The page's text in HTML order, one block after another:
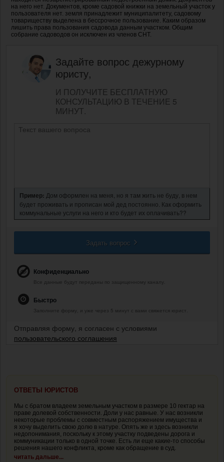
на него нет. Документов, кроме садовой книжки на земельный участок у
пользователя нет. земля принадлежит муниципалитету, садовому
товариществу выделена в бессрочное пользование. Каким образом
лишить права пользования садовода данным участком. Общим
собрание садоводов он исключен из членов СНТ.
Задайте вопрос дежурному
юристу,
И ПОЛУЧИТЕ БЕСПЛАТНУЮ
КОНСУЛЬТАЦИЮ В ТЕЧЕНИЕ 5
МИНУТ.
Пример: Дом оформлен на меня, но я там жить не буду, в нем
будет проживать и прописан мой дед постоянно. Как оформить
коммунальные услуги на него и кто будет их оплачивать??
Задать вопрос
Конфиденциально
Все данные будут переданы по защищенному каналу.
Быстро
Заполните форму, и уже через 5 минут с вами свяжется юрист.
Отправляя форму, я согласен с условиями
пользовательского соглашения
ОТВЕТЫ ЮРИСТОВ
Мы с братом владеем земельным участком в размере 10 гектар на
праве долевой собственности. Доли у нас равные. У нас возникли
некоторые проблемы с совместным распоряжением имущества и
я хочу выделить свою долю в натуре. Опять же и здесь возникли
недопонимания, поскольку к этому участку подведены дорога и
коммуникации только в одной точке. Есть ли еще какие-то способы
решения нашего конфликта, кроме как обращение в суд.
читать дальше...